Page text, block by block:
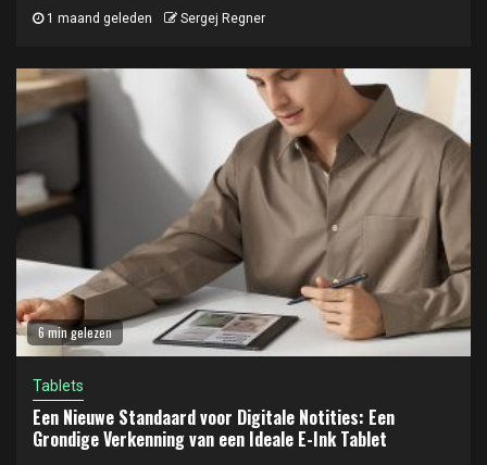
1 maand geleden Sergej Regner
6 min gelezen
Tablets
Een Nieuwe Standaard voor Digitale Notities: Een
Grondige Verkenning van een Ideale E-Ink Tablet